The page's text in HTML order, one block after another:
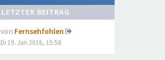
LETZTER BEITRAG
von Fernsehfohlen
Di 19. Jan 2016, 15:58